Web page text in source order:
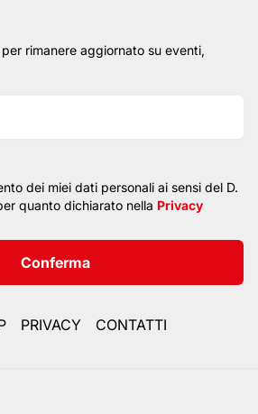
rimanere aggiornato su eventi,
dei miei dati personali ai sensi del D.
quanto dichiarato nella Privacy
Conferma
PRIVACY CONTATTI